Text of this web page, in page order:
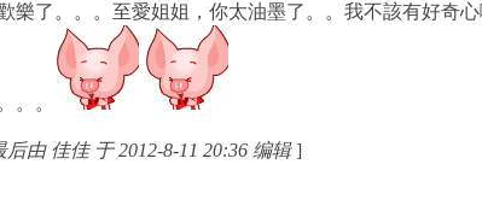
樂了。。。至愛姐姐，你太油墨了。。我不該有好奇
。。
后由 佳佳 于 2012-8-11 20:36 编辑]